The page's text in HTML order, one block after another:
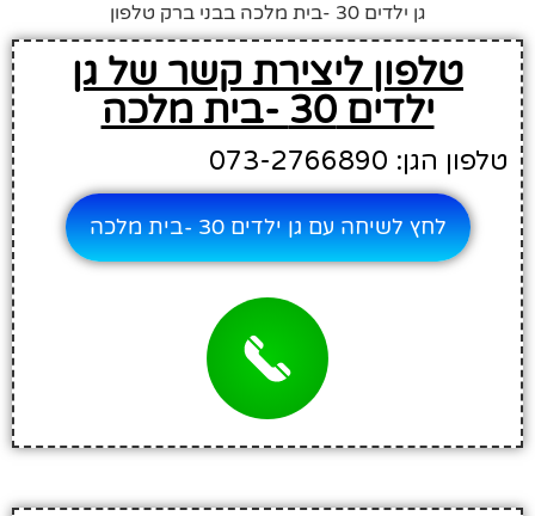
גן ילדים 30 -בית מלכה בבני ברק טלפון
טלפון ליצירת קשר של גן
ילדים 30 -בית מלכה
טלפון הגן: 073-2766890
לחץ לשיחה עם גן ילדים 30 -בית מלכה